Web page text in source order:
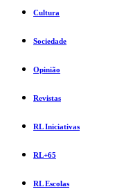
Cultura
Sociedade
Opinião
Revistas
RL Iniciativas
RL+65
RL Escolas